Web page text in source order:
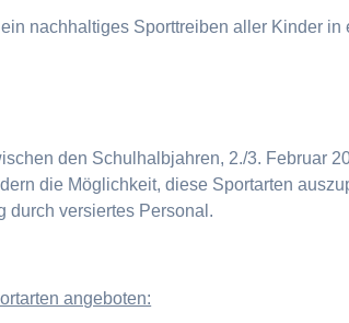
nachhaltiges Sporttreiben aller Kinder
den Schulhalbjahren, 2./3. Februar
die Möglichkeit, diese Sportarten
durch versiertes Personal.
angeboten: